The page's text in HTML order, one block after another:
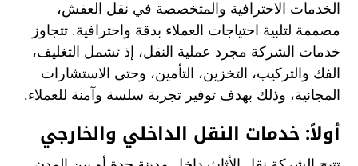
الخدمات الاحترافية والمتخصصة في نقل العفش،
مصممة لتلبية احتياجات العملاء بدقة واحترافية. تتجاوز
خدمات الشركة مجرد عملية النقل، إذ تشمل التغليف،
الفك والتركيب، التخزين، التأمين، وحتى الاستشارات
المجانية، وذلك بهدف توفير تجربة سلسة وآمنة للعملاء.
أولاً: خدمات النقل الداخلي والخارجي